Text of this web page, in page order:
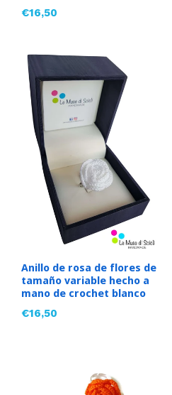
Precio
€16,50
Anillo de rosa de flores de
tamaño variable hecho a
mano de crochet blanco
Precio
€16,50